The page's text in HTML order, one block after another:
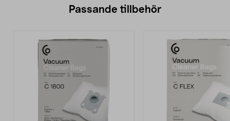
Passande tillbehör